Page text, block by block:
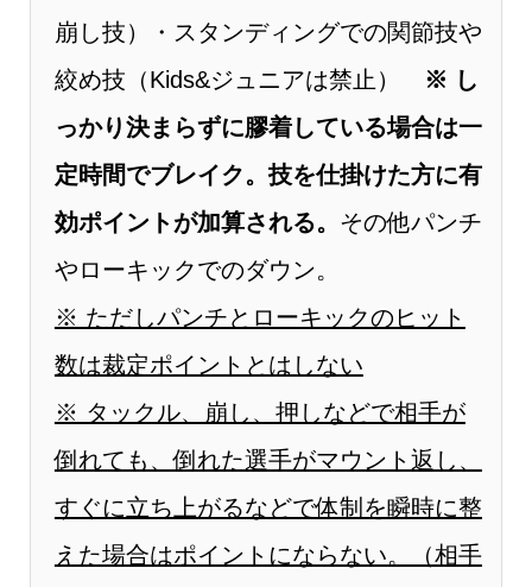
崩し技）・スタンディングでの関節技や
絞め技（Kids&ジュニアは禁止） ※ し
っかり決まらずに膠着している場合は一
定時間でブレイク。技を仕掛けた方に有
効ポイントが加算される。 その他パンチ
やローキックでのダウン。
※ ただしパンチとローキックのヒット
数は裁定ポイントとはしない
※ タックル、崩し、押しなどで相手が
倒れても、倒れた選手がマウント返し、
すぐに立ち上がるなどで体制を瞬時に整
えた場合はポイントにならない。（相手